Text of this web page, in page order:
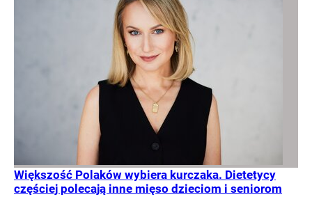
Większość Polaków wybiera kurczaka. Dietetycy
częściej polecają inne mięso dzieciom i seniorom